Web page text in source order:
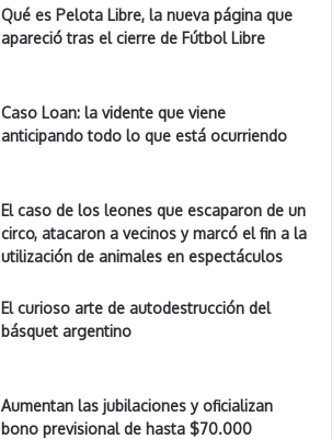
Qué es Pelota Libre, la nueva página que
apareció tras el cierre de Fútbol Libre
Caso Loan: la vidente que viene
anticipando todo lo que está ocurriendo
El caso de los leones que escaparon de un
circo, atacaron a vecinos y marcó el fin a la
utilización de animales en espectáculos
El curioso arte de autodestrucción del
básquet argentino
Aumentan las jubilaciones y oficializan
bono previsional de hasta $70.000